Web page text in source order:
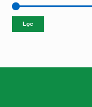
Lọc